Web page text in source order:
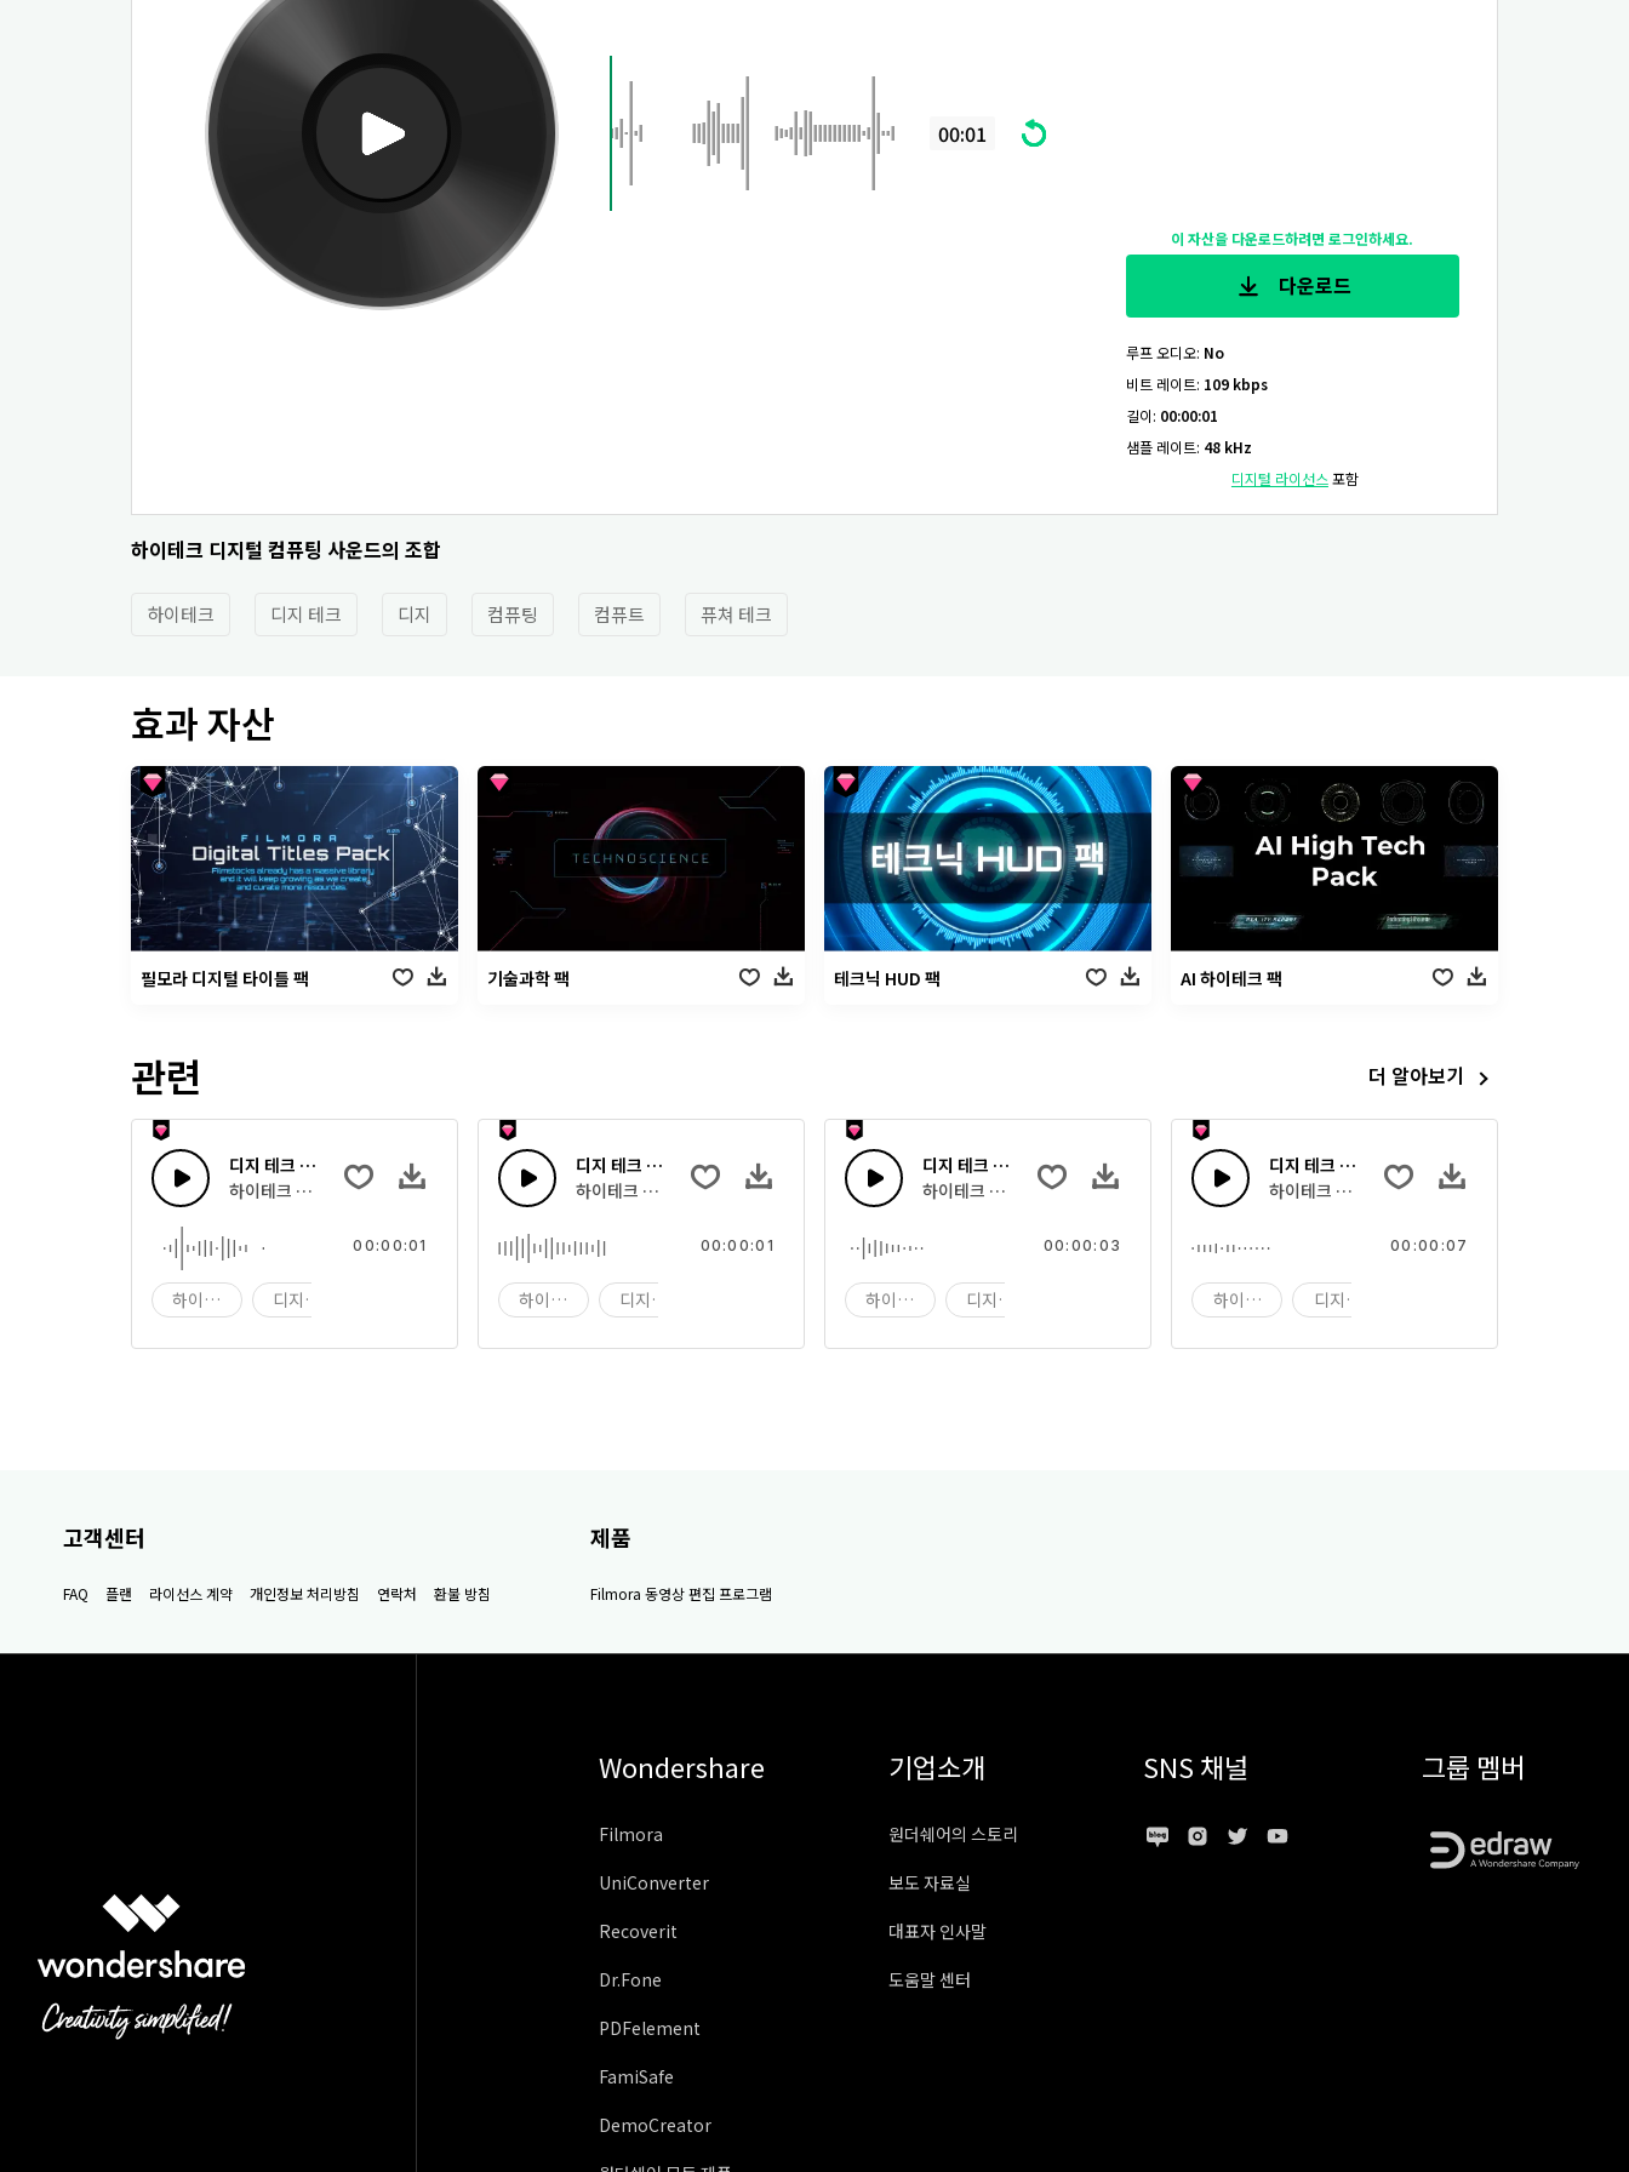
00:01
이 자산을 다운로드하려면 로그인하세요.
다운로드
루프 오디오: No
비트 레이트: 109 kbps
길이: 00:00:01
샘플 레이트: 48 kHz
디지털 라이선스 포함
하이테크 디지털 컴퓨팅 사운드의 조합
하이테크 디지 테크 디지 컴퓨팅 컴퓨트 퓨쳐 테크
효과 자산
필모라 디지털 타이틀 팩 기술과학 팩 테크닉 HUD 팩 AI 하이테크 팩
관련 더 알아보기
디지 테크 48
하이테크 디지털 컴퓨팅 사운드의 조합
하이테크 디지 테크
00:00:01
디지 테크 47
하이테크 디지털 컴퓨팅 사운드의 조합
하이테크 디지 테크
00:00:01
디지 테크 46
하이테크 디지털 컴퓨팅 사운드의 조합
하이테크 디지 테크
00:00:03
디지 테크 45
하이테크 디지털 컴퓨팅 사운드의 조합
하이테크 디지 테크
00:00:07
고객센터
FAQ 플랜 라이선스 계약 개인정보 처리방침 연락처 환불 방침
제품
Filmora 동영상 편집 프로그램
Wondershare
Filmora
UniConverter
Recoverit
Dr.Fone
PDFelement
FamiSafe
DemoCreator
기업소개
원더쉐어의 스토리
보도 자료실
대표자 인사말
도움말 센터
SNS 채널 그룹 멤버